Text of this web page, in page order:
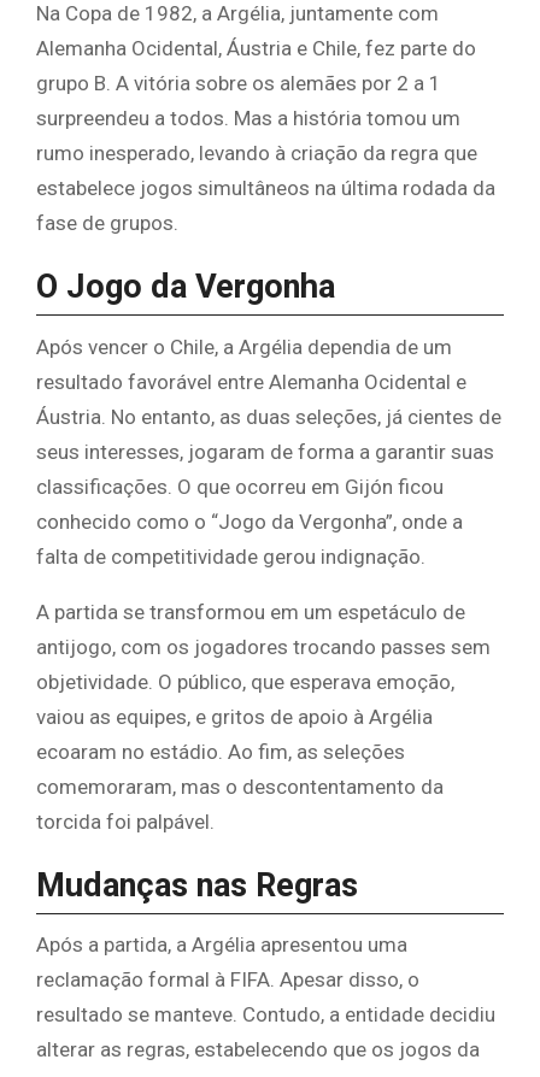
Na Copa de 1982, a Argélia, juntamente com
Alemanha Ocidental, Áustria e Chile, fez parte do
grupo B. A vitória sobre os alemães por 2 a 1
surpreendeu a todos. Mas a história tomou um
rumo inesperado, levando à criação da regra que
estabelece jogos simultâneos na última rodada da
fase de grupos.
O Jogo da Vergonha
Após vencer o Chile, a Argélia dependia de um
resultado favorável entre Alemanha Ocidental e
Áustria. No entanto, as duas seleções, já cientes de
seus interesses, jogaram de forma a garantir suas
classificações. O que ocorreu em Gijón ficou
conhecido como o “Jogo da Vergonha”, onde a
falta de competitividade gerou indignação.
A partida se transformou em um espetáculo de
antijogo, com os jogadores trocando passes sem
objetividade. O público, que esperava emoção,
vaiou as equipes, e gritos de apoio à Argélia
ecoaram no estádio. Ao fim, as seleções
comemoraram, mas o descontentamento da
torcida foi palpável.
Mudanças nas Regras
Após a partida, a Argélia apresentou uma
reclamação formal à FIFA. Apesar disso, o
resultado se manteve. Contudo, a entidade decidiu
alterar as regras, estabelecendo que os jogos da